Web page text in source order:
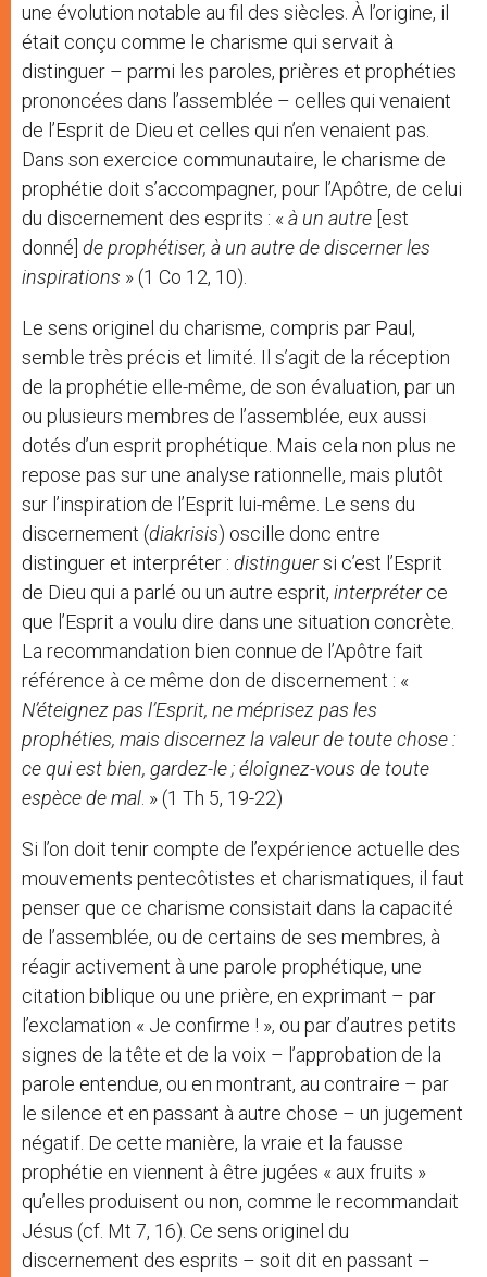
une évolution notable au fil des siècles. À l’origine, il
était conçu comme le charisme qui servait à
distinguer – parmi les paroles, prières et prophéties
prononcées dans l’assemblée – celles qui venaient
de l’Esprit de Dieu et celles qui n’en venaient pas.
Dans son exercice communautaire, le charisme de
prophétie doit s’accompagner, pour l’Apôtre, de celui
du discernement des esprits : « à un autre [est
donné] de prophétiser, à un autre de discerner les
inspirations » (1 Co 12, 10).
Le sens originel du charisme, compris par Paul,
semble très précis et limité. Il s’agit de la réception
de la prophétie elle-même, de son évaluation, par un
ou plusieurs membres de l’assemblée, eux aussi
dotés d’un esprit prophétique. Mais cela non plus ne
repose pas sur une analyse rationnelle, mais plutôt
sur l’inspiration de l’Esprit lui-même. Le sens du
discernement (diakrisis) oscille donc entre
distinguer et interpréter : distinguersi c’est l’Esprit
de Dieu qui a parlé ou un autre esprit, interpréterce
que l’Esprit a voulu dire dans une situation concrète.
La recommandation bien connue de l’Apôtre fait
référence à ce même don de discernement : «
N’éteignez pas l’Esprit, ne méprisez pas les
prophéties, mais discernez la valeur de toute chose :
ce qui est bien, gardez-le ; éloignez-vous de toute
espèce de mal. » (1 Th 5, 19-22)
Si l’on doit tenir compte de l’expérience actuelle des
mouvements pentecôtistes et charismatiques, il faut
penser que ce charisme consistait dans la capacité
de l’assemblée, ou de certains de ses membres, à
réagir activement à une parole prophétique, une
citation biblique ou une prière, en exprimant – par
l’exclamation « Je confirme ! », ou par d’autres petits
signes de la tête et de la voix – l’approbation de la
parole entendue, ou en montrant, au contraire – par
le silence et en passant à autre chose – un jugement
négatif. De cette manière, la vraie et la fausse
prophétie en viennent à être jugées « aux fruits »
qu’elles produisent ou non, comme le recommandait
Jésus (cf. Mt 7, 16). Ce sens originel du
discernement des esprits – soit dit en passant –